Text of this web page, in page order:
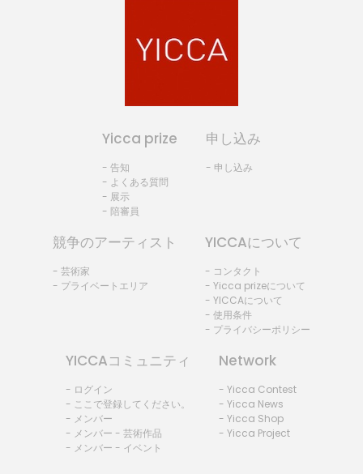
Yicca prize
- 告知
- よくある質問
- 展示
- 陪審員
申し込み
- 申し込み
競争のアーティスト
- 芸術家
- プライベートエリア
YICCAについて
- コンタクト
- Yicca prizeについて
- YICCAについて
- 使用条件
- プライバシーポリシー
YICCAコミュニティ
- ログイン
- ここで登録してください。
- メンバー
- メンバー - 芸術作品
- メンバー - イベント
Network
- Yicca Contest
- Yicca News
- Yicca Shop
- Yicca Project